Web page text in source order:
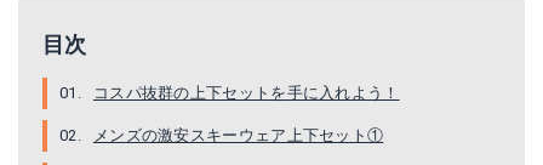
目次
コスパ抜群の上下セットを手に入れよう！
メンズの激安スキーウェア上下セット①
Amazonで詳細を見る